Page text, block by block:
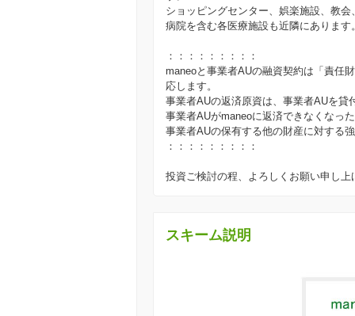
ショッピングセンター、娯楽施設、教
病院を含む各医療施設も近隣にあります
：：：：：：：：：
maneoと事業者AUの融資契約は「責任
応します。
事業者AUの返済原資は、事業者AUを貸
事業者AUがmaneoに返済できなくなっ
事業者AUの保有する他の財産に対する
：：：：：：：：：
投資ご検討の程、よろしくお願い申し上
スキーム説明